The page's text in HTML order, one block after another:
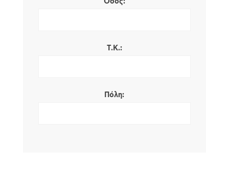
Τ.Κ.:
Πόλη: